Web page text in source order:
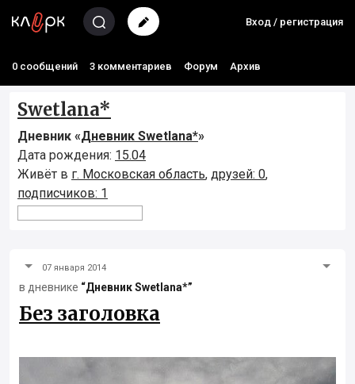
Вход / регистрация
0 сообщений 3 комментариев Форум Архив
Swetlana*
Дневник «Дневник Swetlana*»
Дата рождения: 15.04
Живёт в г. Московская область, друзей: 0,
подписчиков: 1
07 января 2014
в дневнике “Дневник Swetlana*”
Без заголовка